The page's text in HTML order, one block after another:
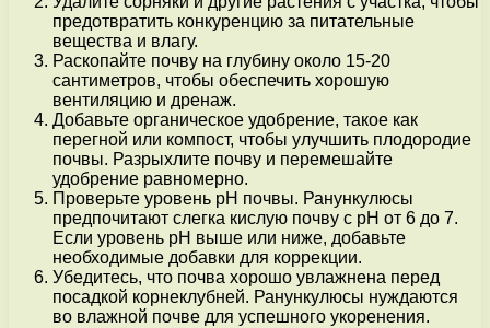
предотвратить конкуренцию за питательные
вещества и влагу.
Раскопайте почву на глубину около 15-20
сантиметров, чтобы обеспечить хорошую
вентиляцию и дренаж.
Добавьте органическое удобрение, такое как
перегной или компост, чтобы улучшить плодородие
почвы. Разрыхлите почву и перемешайте
удобрение равномерно.
Проверьте уровень pH почвы. Ранункулюсы
предпочитают слегка кислую почву с pH от 6 до 7.
Если уровень pH выше или ниже, добавьте
необходимые добавки для коррекции.
Убедитесь, что почва хорошо увлажнена перед
посадкой корнеклубней. Ранункулюсы нуждаются
во влажной почве для успешного укоренения.